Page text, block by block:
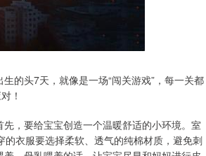
的头7天，就像是一场“闯关游戏”，每一关都
！
，要给宝宝创造一个温暖舒适的小环境。室
衣服要选择柔软、透气的纯棉材质，避免刺
沪深300